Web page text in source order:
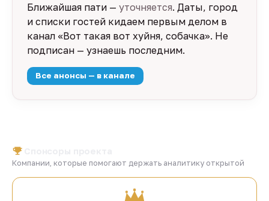
Ближайшая пати — уточняется. Даты, город
и списки гостей кидаем первым делом в
канал «Вот такая вот хуйня, собачка». Не
подписан — узнаешь последним.
Все анонсы — в канале
Компании, которые помогают держать аналитику открытой